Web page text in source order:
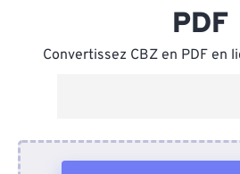
PDF
Convertissez CBZ en PDF en